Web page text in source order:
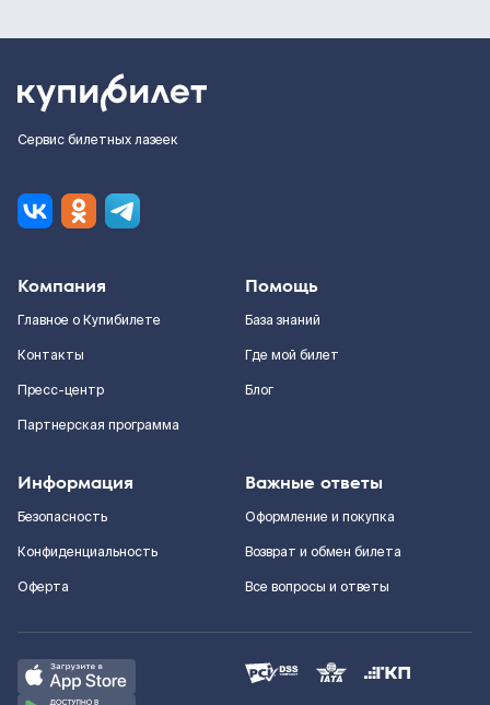
Сервис билетных лазеек
Компания
Главное о Купибилете
Контакты
Пресс-центр
Партнерская программа
Помощь
База знаний
Где мой билет
Блог
Информация
Безопасность
Конфиденциальность
Оферта
Важные ответы
Оформление и покупка
Возврат и обмен билета
Все вопросы и ответы